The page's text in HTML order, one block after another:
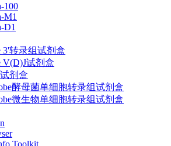
100
M1
D1
3'转录组试剂盒
V(D)J试剂盒
剂盒
酵母菌单细胞转录组试剂盒
微生物单细胞转录组试剂盒
Toolkit